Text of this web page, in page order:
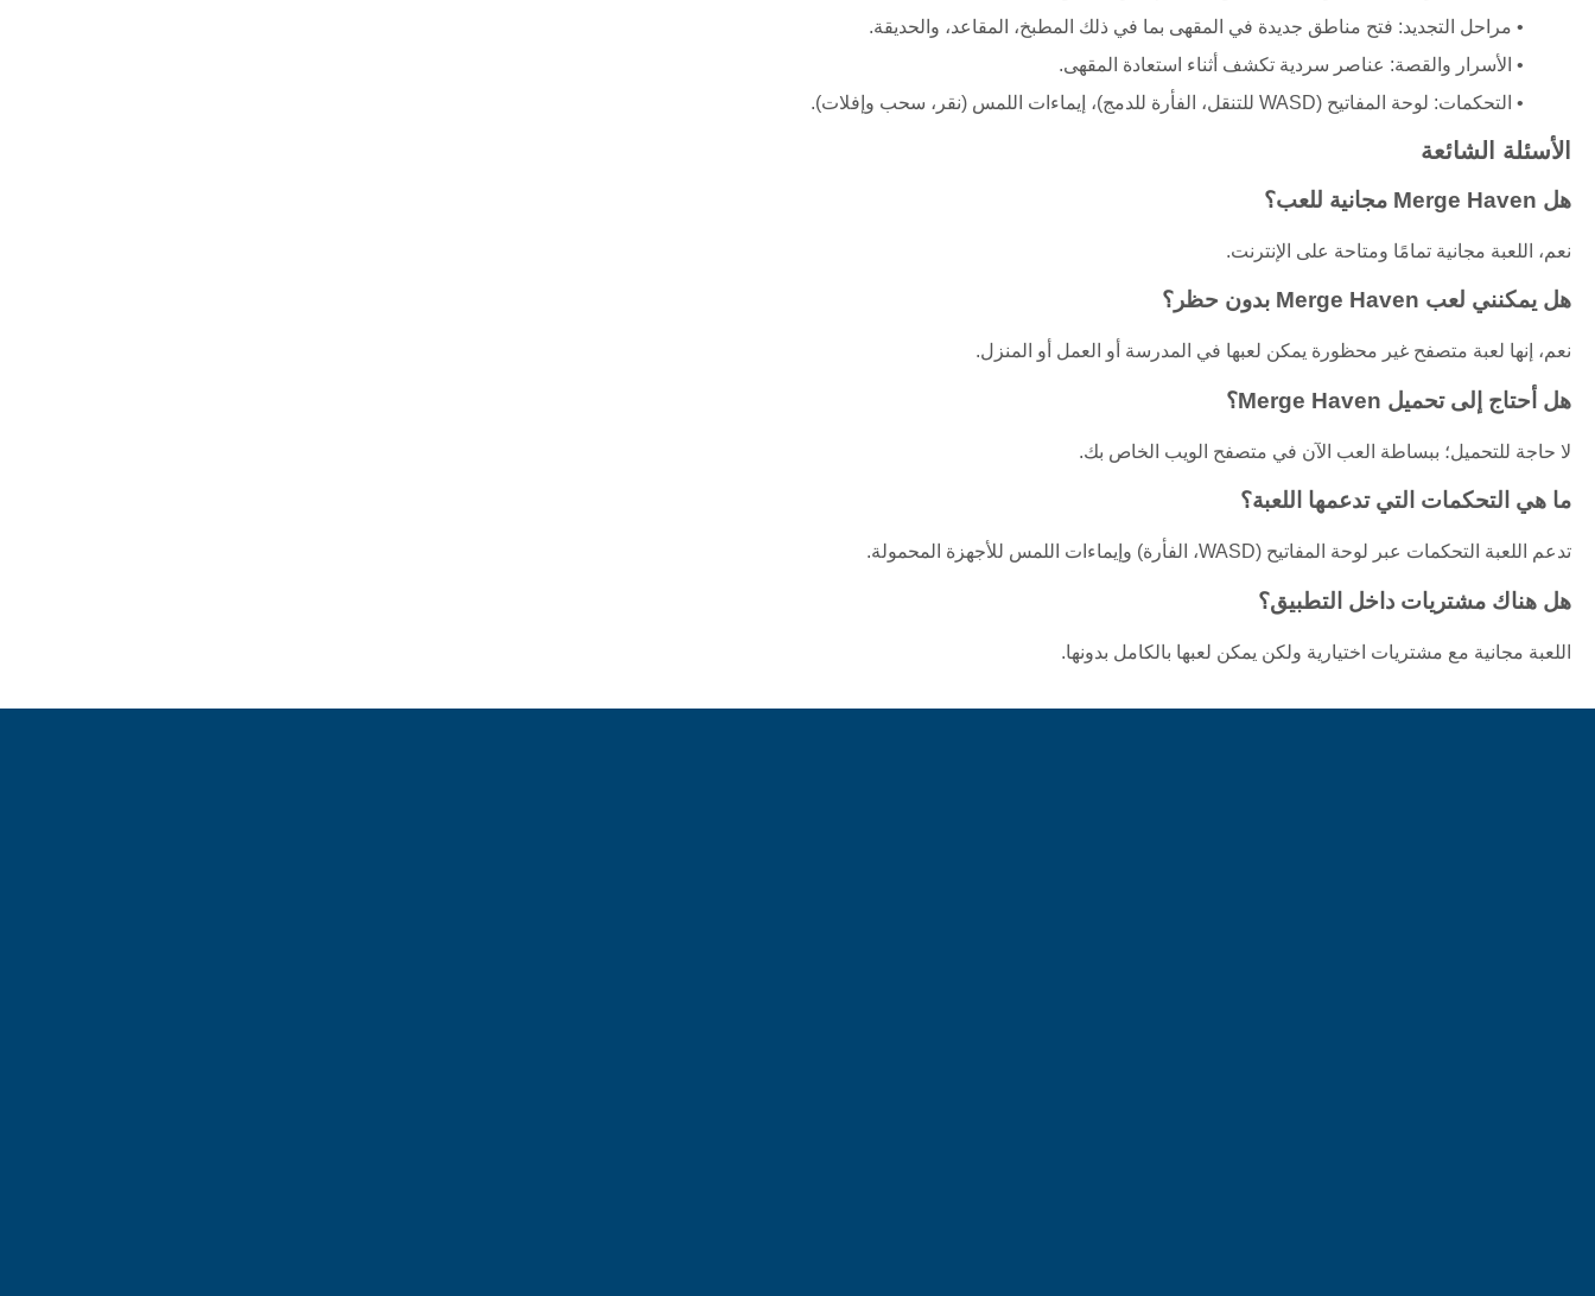
مراحل التجديد: فتح مناطق جديدة في المقهى بما في ذلك المطبخ، المقاعد، والحديقة.
الأسرار والقصة: عناصر سردية تكشف أثناء استعادة المقهى.
التحكمات: لوحة المفاتيح (WASD للتنقل، الفأرة للدمج)، إيماءات اللمس (نقر، سحب وإفلات).
الأسئلة الشائعة
هل Merge Haven مجانية للعب؟
نعم، اللعبة مجانية تمامًا ومتاحة على الإنترنت.
هل يمكنني لعب Merge Haven بدون حظر؟
نعم، إنها لعبة متصفح غير محظورة يمكن لعبها في المدرسة أو العمل أو المنزل.
هل أحتاج إلى تحميل Merge Haven؟
لا حاجة للتحميل؛ ببساطة العب الآن في متصفح الويب الخاص بك.
ما هي التحكمات التي تدعمها اللعبة؟
تدعم اللعبة التحكمات عبر لوحة المفاتيح (WASD، الفأرة) وإيماءات اللمس للأجهزة المحمولة.
هل هناك مشتريات داخل التطبيق؟
اللعبة مجانية مع مشتريات اختيارية ولكن يمكن لعبها بالكامل بدونها.